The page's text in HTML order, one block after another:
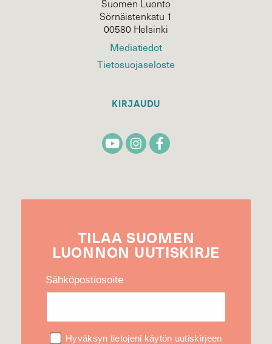
Suomen Luonto
Sörnäistenkatu 1
00580 Helsinki
Mediatiedot
Tietosuojaseloste
KIRJAUDU
TILAA SUOMEN
LUONNON UUTIS­KIRJE
Sähköpostiosoite
Hyväksyn tietojeni käytön uutiskirjeen